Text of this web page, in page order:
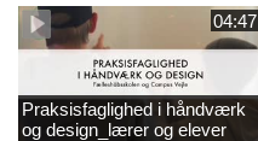
04:47
Praksisfaglighed i håndværk
og design_lærer og elever